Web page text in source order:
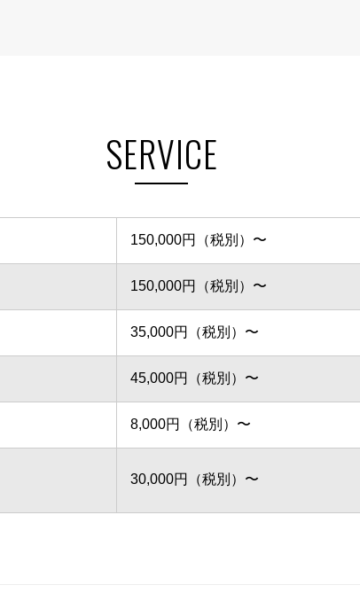
SERVICE
150,000円（税別）〜
150,000円（税別）〜
35,000円（税別）〜
45,000円（税別）〜
8,000円（税別）〜
30,000円（税別）〜